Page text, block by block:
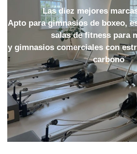
Las diez mejores
Apto para gimnasios de boxeo,
salas de fitness para
y gimnasios comerciales con
carbono